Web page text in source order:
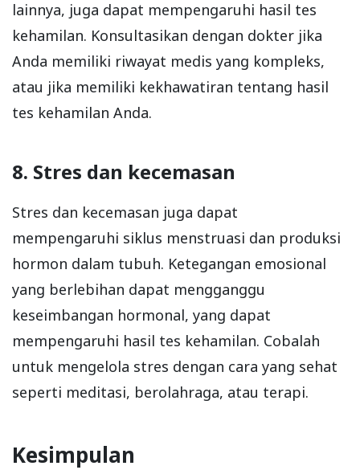
lainnya, juga dapat mempengaruhi hasil tes
kehamilan. Konsultasikan dengan dokter jika
Anda memiliki riwayat medis yang kompleks,
atau jika memiliki kekhawatiran tentang hasil
tes kehamilan Anda.
8. Stres dan kecemasan
Stres dan kecemasan juga dapat
mempengaruhi siklus menstruasi dan produksi
hormon dalam tubuh. Ketegangan emosional
yang berlebihan dapat mengganggu
keseimbangan hormonal, yang dapat
mempengaruhi hasil tes kehamilan. Cobalah
untuk mengelola stres dengan cara yang sehat
seperti meditasi, berolahraga, atau terapi.
Kesimpulan